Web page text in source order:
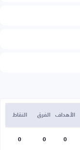
الأهداف الفرق النقاط
0
0
0